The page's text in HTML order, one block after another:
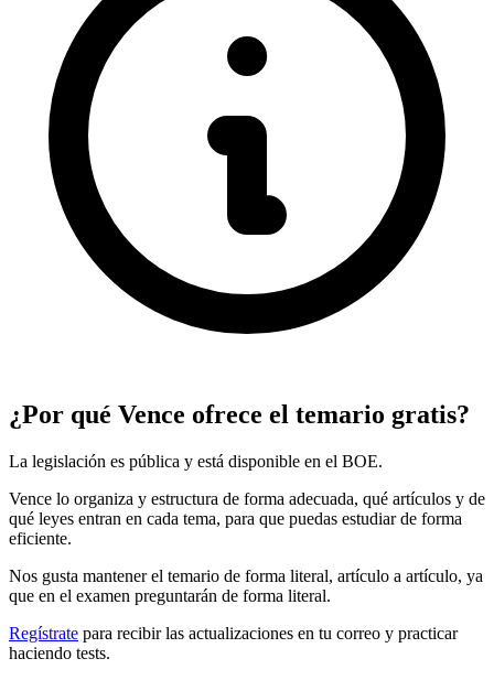
¿Por qué Vence ofrece el temario gratis?
La legislación es pública y está disponible en el BOE.
Vence lo organiza y estructura de forma adecuada, qué artículos y de
qué leyes entran en cada tema, para que puedas estudiar de forma
eficiente.
Nos gusta mantener el temario de forma literal, artículo a artículo, ya
que en el examen preguntarán de forma literal.
Regístrate para recibir las actualizaciones en tu correo y practicar
haciendo tests.